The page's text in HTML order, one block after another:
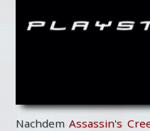
NachdemAssassin's